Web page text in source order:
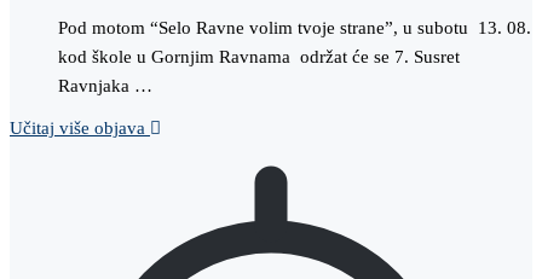
Pod motom “Selo Ravne volim tvoje strane”, u subotu 13. 08.
kod škole u Gornjim Ravnama održat će se 7. Susret
Ravnjaka …
Učitaj više objava